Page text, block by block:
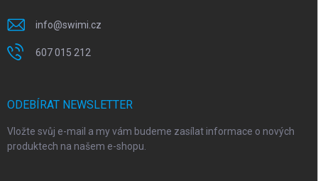
info@swimi.cz
607 015 212
ODEBÍRAT NEWSLETTER
Vložte svůj e-mail a my vám budeme zasílat informace o nových
produktech na našem e-shopu.